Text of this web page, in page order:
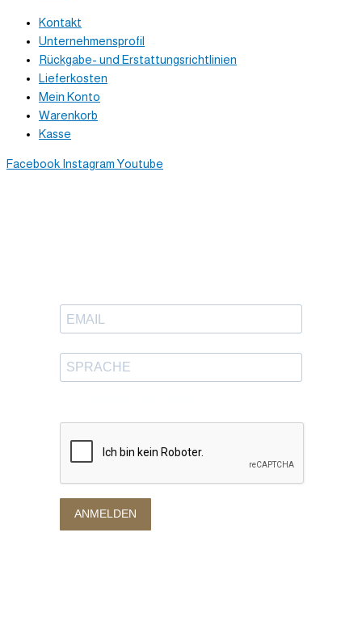
Kontakt
Unternehmensprofil
Rückgabe- und Erstattungsrichtlinien
Lieferkosten
Mein Konto
Warenkorb
Kasse
Facebook Instagram Youtube
ANMELDEN